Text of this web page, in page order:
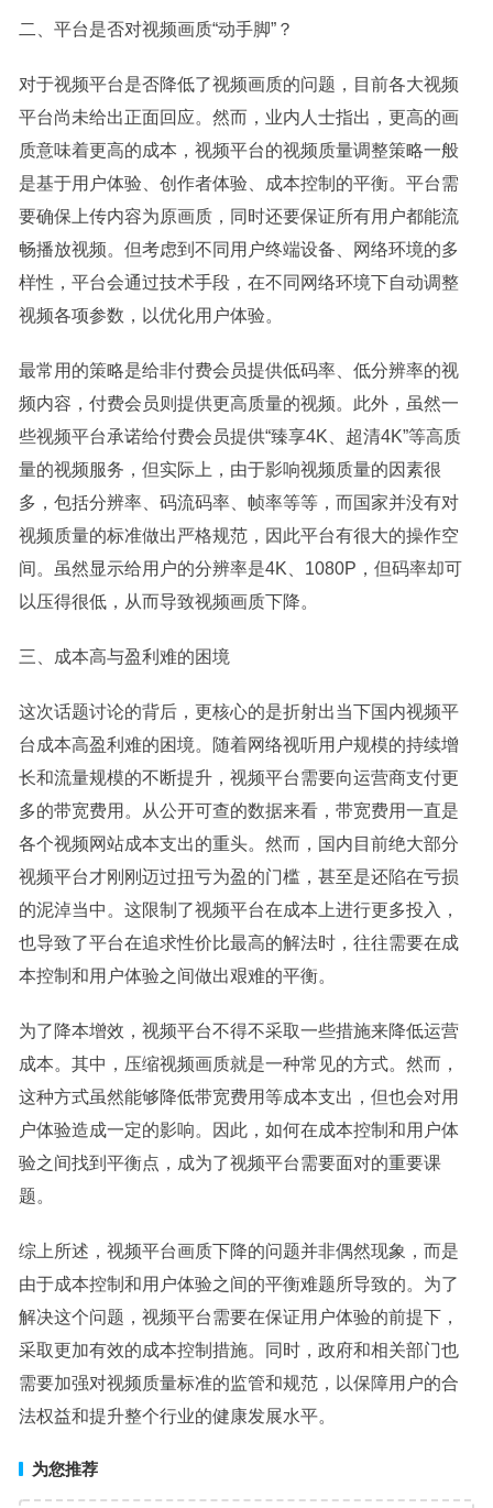
二、平台是否对视频画质“动手脚”？
对于视频平台是否降低了视频画质的问题，目前各大视频
平台尚未给出正面回应。然而，业内人士指出，更高的画
质意味着更高的成本，视频平台的视频质量调整策略一般
是基于用户体验、创作者体验、成本控制的平衡。平台需
要确保上传内容为原画质，同时还要保证所有用户都能流
畅播放视频。但考虑到不同用户终端设备、网络环境的多
样性，平台会通过技术手段，在不同网络环境下自动调整
视频各项参数，以优化用户体验。
最常用的策略是给非付费会员提供低码率、低分辨率的视
频内容，付费会员则提供更高质量的视频。此外，虽然一
些视频平台承诺给付费会员提供“臻享4K、超清4K”等高质
量的视频服务，但实际上，由于影响视频质量的因素很
多，包括分辨率、码流码率、帧率等等，而国家并没有对
视频质量的标准做出严格规范，因此平台有很大的操作空
间。虽然显示给用户的分辨率是4K、1080P，但码率却可
以压得很低，从而导致视频画质下降。
三、成本高与盈利难的困境
这次话题讨论的背后，更核心的是折射出当下国内视频平
台成本高盈利难的困境。随着网络视听用户规模的持续增
长和流量规模的不断提升，视频平台需要向运营商支付更
多的带宽费用。从公开可查的数据来看，带宽费用一直是
各个视频网站成本支出的重头。然而，国内目前绝大部分
视频平台才刚刚迈过扭亏为盈的门槛，甚至是还陷在亏损
的泥淖当中。这限制了视频平台在成本上进行更多投入，
也导致了平台在追求性价比最高的解法时，往往需要在成
本控制和用户体验之间做出艰难的平衡。
为了降本增效，视频平台不得不采取一些措施来降低运营
成本。其中，压缩视频画质就是一种常见的方式。然而，
这种方式虽然能够降低带宽费用等成本支出，但也会对用
户体验造成一定的影响。因此，如何在成本控制和用户体
验之间找到平衡点，成为了视频平台需要面对的重要课
题。
综上所述，视频平台画质下降的问题并非偶然现象，而是
由于成本控制和用户体验之间的平衡难题所导致的。为了
解决这个问题，视频平台需要在保证用户体验的前提下，
采取更加有效的成本控制措施。同时，政府和相关部门也
需要加强对视频质量标准的监管和规范，以保障用户的合
法权益和提升整个行业的健康发展水平。
为您推荐